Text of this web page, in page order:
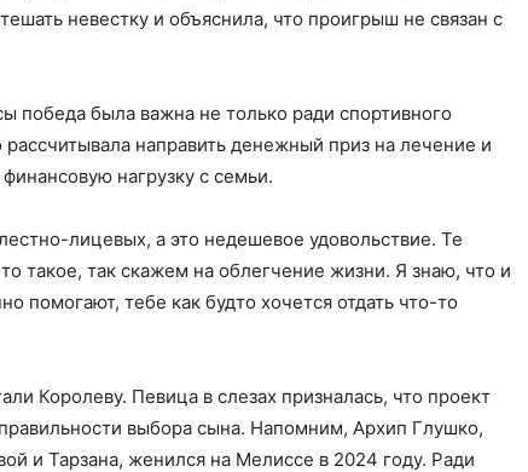
невестку и объяснила, что проигрыш не связан с
победа была важна не только ради спортивного
направить денежный приз на лечение и
нагрузку с семьи.
лицевых, а это недешевое удовольствие. Те
такое, так скажем на облегчение жизни. Я знаю, что и
помогают, тебе как будто хочется отдать что-то
Королеву. Певица в слезах призналась, что проект
выбора сына. Напомним, Архип Глушко,
и Тарзана, женился на Мелиссе в 2024 году. Ради